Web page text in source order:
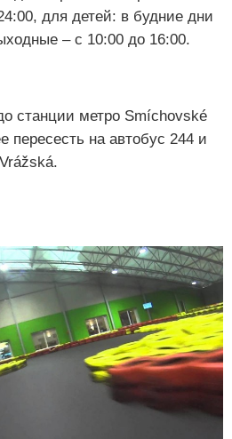
для детей: в будние дни
– с 10:00 до 16:00.
станции метро Smíchovské
пересесть на автобус 244 и